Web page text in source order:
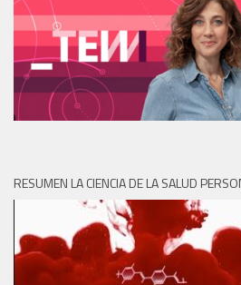
RESUMEN LA CIENCIA DE LA SALUD